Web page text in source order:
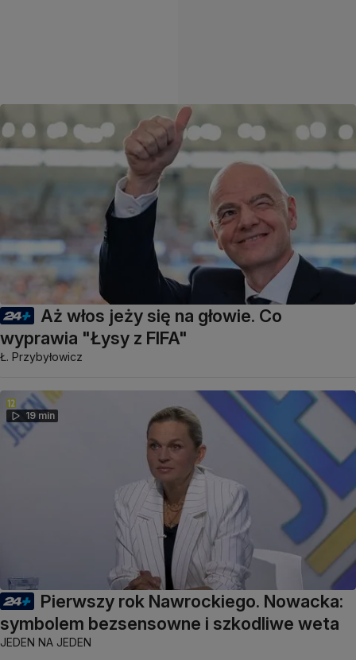
Aż włos jeży się na głowie. Co
wyprawia "Łysy z FIFA"
Ł. Przybyłowicz
19 min
Pierwszy rok Nawrockiego. Nowacka:
symbolem bezsensowne i szkodliwe weta
JEDEN NA JEDEN